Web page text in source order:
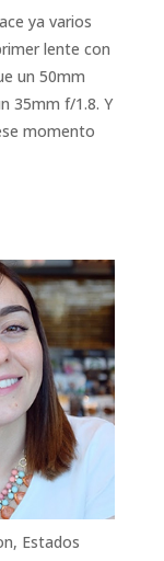
ya varios
lente con
un 50mm
35mm f/1.8. Y
momento
Estados